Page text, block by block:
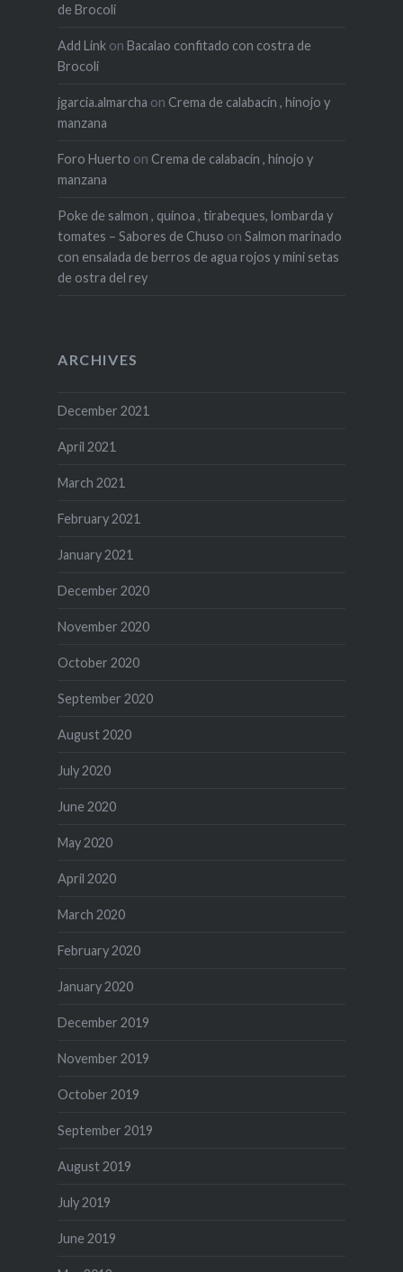
de Brocoli
Add Linkon Bacalao confitado con costra de
Brocoli
jgarcia.almarcha on Crema de calabacín , hinojo y
manzana
Foro Huerto on Crema de calabacín , hinojo y
manzana
Poke de salmon , quinoa , tirabeques, lombarda y
tomates – Sabores de Chuso on Salmon marinado
con ensalada de berros de agua rojos y mini setas
de ostra del rey
ARCHIVES
December 2021
April 2021
March 2021
February 2021
January 2021
December 2020
November 2020
October 2020
September 2020
August 2020
July 2020
June 2020
May 2020
April 2020
March 2020
February 2020
January 2020
December 2019
November 2019
October 2019
September 2019
August 2019
July 2019
June 2019